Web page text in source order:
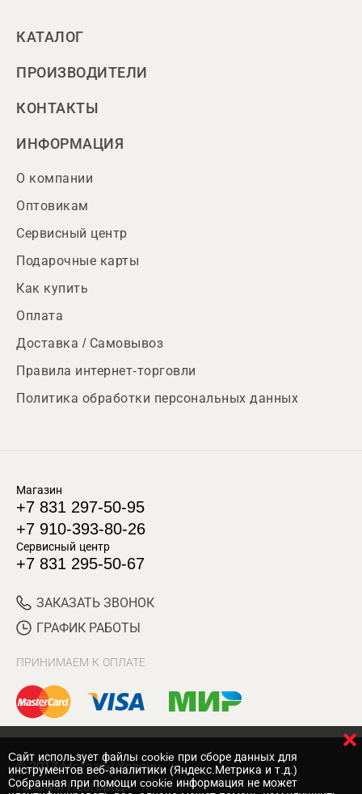
КАТАЛОГ
ПРОИЗВОДИТЕЛИ
КОНТАКТЫ
ИНФОРМАЦИЯ
О компании
Оптовикам
Сервисный центр
Подарочные карты
Как купить
Оплата
Доставка / Самовывоз
Правила интернет-торговли
Политика обработки персональных данных
Магазин
+7 831 297-50-95
+7 910-393-80-26
Сервисный центр
+7 831 295-50-67
ЗАКАЗАТЬ ЗВОНОК
ГРАФИК РАБОТЫ
ПРИНИМАЕМ К ОПЛАТЕ
© 2017 Магазин Хозяин
Нижний Новгород
Cайт использует файлы cookie при сборе данных для
инструментов веб-аналитики (Яндекс.Метрика и т.д.)
Собранная при помощи cookie информация не может